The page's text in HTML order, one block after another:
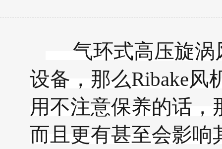
气环式高压旋涡
设备，那么Ribake风
用不注意保养的话
而且更有甚至会影响